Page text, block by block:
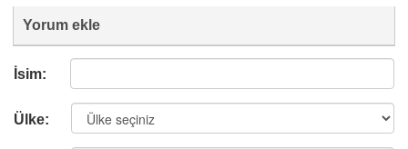
Yorum ekle
İsim:
Ülke: